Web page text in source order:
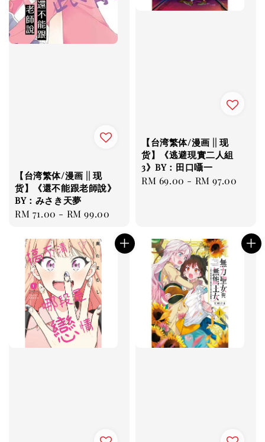
【台湾繁体/漫画 || 现
货】《還不能跟老師說》
BY：みさき天夢
Regular
RM 71.00 - RM 99.00
【台湾繁体/漫画 || 现
货】《逃避現實二人組
3》BY：田口囁一
Regular
RM 69.00 - RM 97.00